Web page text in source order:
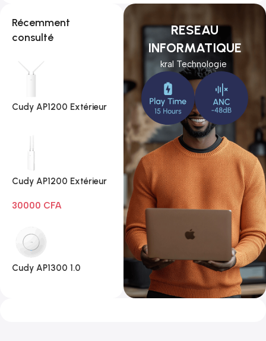
Récemment
consulté
Cudy AP1200 Extérieur
Cudy AP1200 Extérieur
30000 CFA
Cudy AP1300 1.0
RESEAU
INFORMATIQUE
kral Technologie